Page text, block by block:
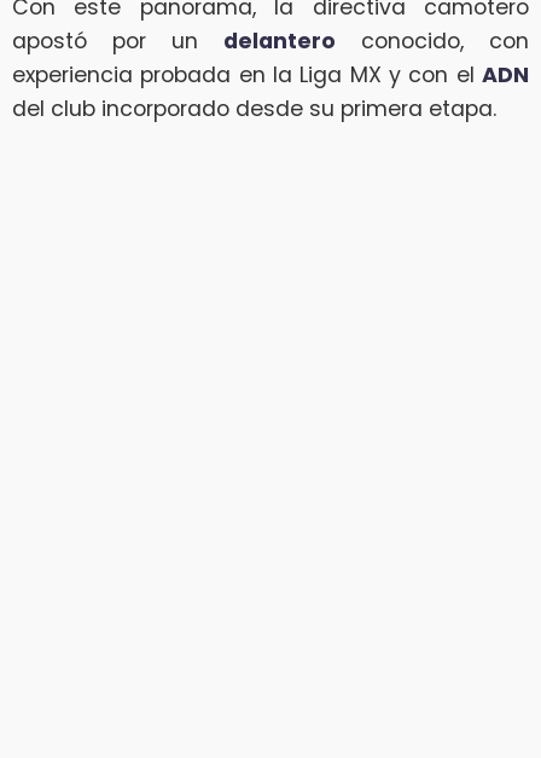
Con este panorama, la directiva camotero
apostó por un delantero conocido, con
experiencia probada en la Liga MX y con el ADN
del club incorporado desde su primera etapa.